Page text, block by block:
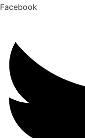
Facebook